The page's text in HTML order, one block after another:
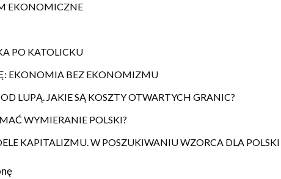
EKONOMICZNE
PO KATOLICKU
EKONOMIA BEZ EKONOMIZMU
LUPĄ. JAKIE SĄ KOSZTY OTWARTYCH GRANIC?
WYMIERANIE POLSKI?
KAPITALIZMU. W POSZUKIWANIU WZORCA DLA POLSKI